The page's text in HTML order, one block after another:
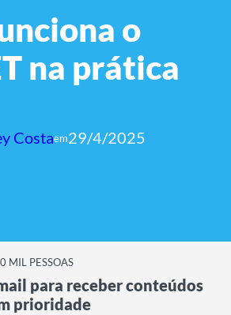
o
na prática
Costaem29/4/2025
MIL PESSOAS
para receber conteúdos
prioridade